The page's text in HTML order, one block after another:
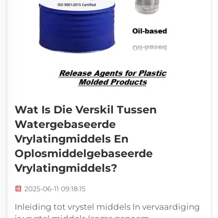
Wat Is Die Verskil Tussen
Watergebaseerde
Vrylatingmiddels En
Oplosmiddelgebaseerde
Vrylatingmiddels?
2025-06-11 09:18:15
Inleiding tot vrystel middels In vervaardiging